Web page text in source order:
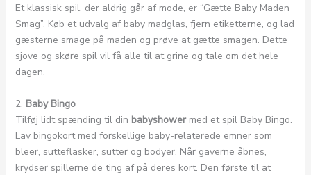
Et klassisk spil, der aldrig går af mode, er “Gætte Baby Maden
Smag”. Køb et udvalg af baby madglas, fjern etiketterne, og lad
gæsterne smage på maden og prøve at gætte smagen. Dette
sjove og skøre spil vil få alle til at grine og tale om det hele
dagen.
2. Baby Bingo
Tilføj lidt spænding til din babyshowermed et spil Baby Bingo.
Lav bingokort med forskellige baby-relaterede emner som
bleer, sutteflasker, sutter og bodyer. Når gaverne åbnes,
krydser spillerne de ting af på deres kort. Den første til at